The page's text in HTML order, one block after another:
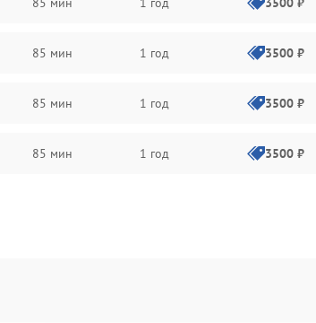
85 мин 1 год 3500 ₽
85 мин 1 год 3500 ₽
85 мин 1 год 3500 ₽